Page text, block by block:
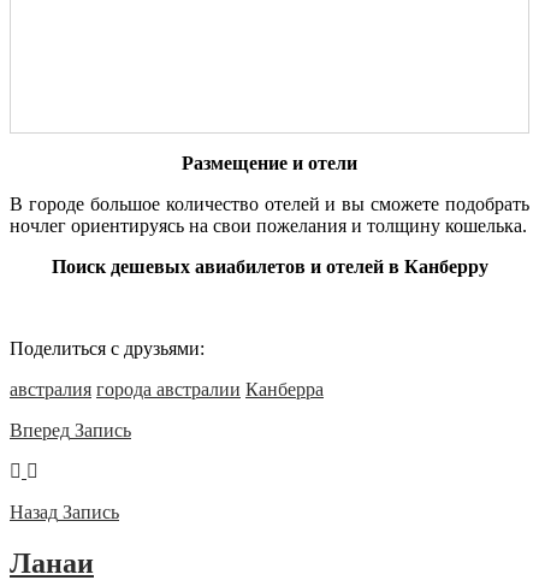
Размещение и отели
В городе большое количество отелей и вы сможете подобрать
ночлег ориентируясь на свои пожелания и толщину кошелька.
Поиск дешевых авиабилетов и отелей в Канберру
Поделиться с друзьями:
австралия города австралии Канберра
Вперед Запись
Назад Запись
Ланаи